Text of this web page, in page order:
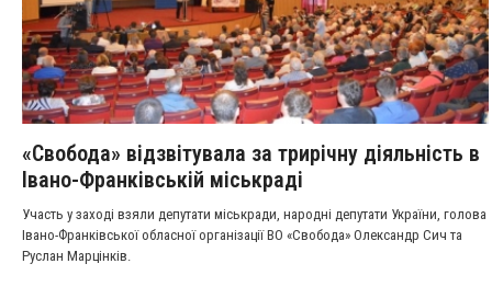
«Свобода» відзвітувала за трирічну діяльність в
Івано-Франківській міськраді
Участь у заході взяли депутати міськради, народні депутати України, голова
Івано-Франківської обласної організації ВО «Свобода» Олександр Сич та
Руслан Марцінків.